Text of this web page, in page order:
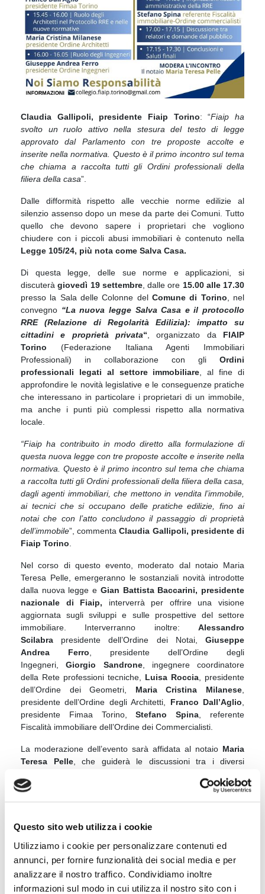
Questo sito web utilizza i cookie
Utilizziamo i cookie per personalizzare contenuti ed
annunci, per fornire funzionalità dei social media e per
analizzare il nostro traffico. Condividiamo inoltre
informazioni sul modo in cui utilizza il nostro sito con i
Claudia Gallipoli, presidente Fiaip Torino: “Fiaip ha
svolto un ruolo attivo nella stesura del testo di legge
approvato dal Parlamento con tre proposte accolte e
inserite nella normativa. Questo è il primo incontro sul tema
che chiama a raccolta tutti gli Ordini professionali della
filiera della casa”.
Dalle difformità rispetto alle vecchie norme edilizie al
silenzio assenso dopo un mese da parte dei Comuni. Tutto
quello che devono sapere i proprietari che vogliono
chiudere con i piccoli abusi immobiliari è contenuto nella
Legge 105/24, più nota come Salva Casa.
Di questa legge, delle sue norme e applicazioni, si
discuteràgiovedì 19 settembre, dalle ore 15.00 alle 17.30
presso la Sala delle Colonne del Comune di Torino, nel
convegno “La nuova legge Salva Casa e il protocollo
RRE (Relazione di Regolarità Edilizia): impatto su
cittadini e proprietà privata“, organizzato da FIAIP
Torino (Federazione Italiana Agenti Immobiliari
Professionali) in collaborazione con gli Ordini
professionali legati al settore immobiliare, al fine di
approfondire le novità legislative e le conseguenze pratiche
che interessano in particolare i proprietari di un immobile,
ma anche i punti più complessi rispetto alla normativa
locale.
“Fiaip ha contribuito in modo diretto alla formulazione di
questa nuova legge con tre proposte accolte e inserite nella
normativa. Questo è il primo incontro sul tema che chiama
a raccolta tutti gli Ordini professionali della filiera della casa,
dagli agenti immobiliari, che mettono in vendita l’immobile,
ai tecnici che si occupano delle pratiche edilizie, fino ai
notai che con l’atto concludono il passaggio di proprietà
dell’immobile”, commentaClaudia Gallipoli, presidente di
Fiaip Torino.
Nel corso di questo evento, moderato dal notaio Maria
Teresa Pelle, emergeranno le sostanziali novità introdotte
dalla nuova legge e Gian Battista Baccarini, presidente
nazionale di Fiaip, interverrà per offrire una visione
aggiornata sugli sviluppi e sulle prospettive del settore
immobiliare. Interverranno inoltre: Alessandro
Scilabra presidente dell’Ordine dei Notai, Giuseppe
Andrea Ferro, presidente dell’Ordine degli
Ingegneri,Giorgio Sandrone, ingegnere coordinatore
della Rete professioni tecniche, Luisa Roccia, presidente
dell’Ordine dei Geometri, Maria Cristina Milanese,
presidente dell’Ordine degli Architetti, Franco Dall’Aglio,
presidente Fimaa Torino,Stefano Spina, referente
Fiscalità immobiliare dell’Ordine dei Commercialisti.
La moderazione dell’evento sarà affidata al notaio Maria
Teresa Pelle, che guiderà le discussioni tra i diversi
implicazioni giuridiche e tecniche legate alle nuove norme.
link:https://register.gotowebinar.com/register/7318220093
865500511
Gli iscritti agli Ordini aderenti potranno ricevere i crediti
formativi, inviando richiesta alle proprie segreterie.